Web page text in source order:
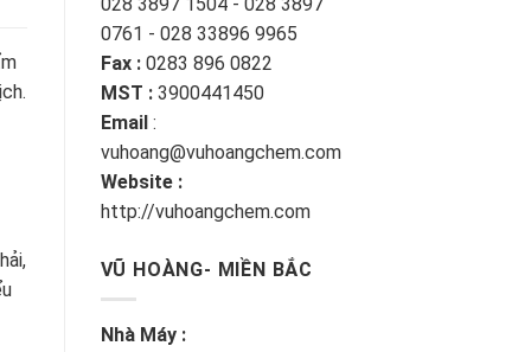
028 3897 1504 - 028 3897
0761 - 028 33896 9965
Fax : 0283 896 0822
MST : 3900441450
Email :
vuhoang@vuhoangchem.com
Website :
http://vuhoangchem.com
VŨ HOÀNG- MIỀN BẮC
Nhà Máy :